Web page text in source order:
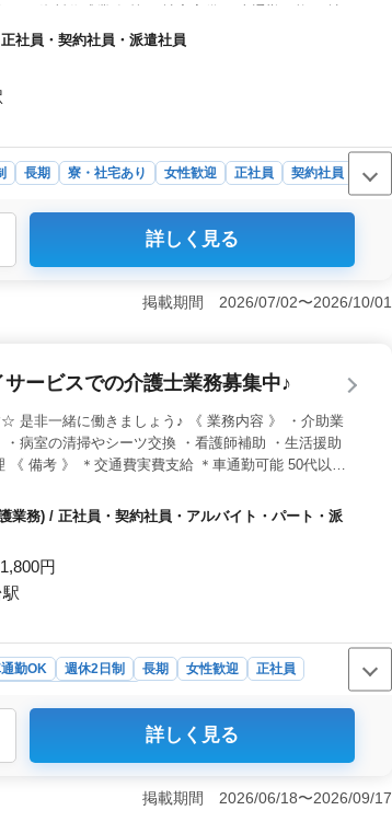
格をお持ちの方は条件面優遇致します！ 50代以上で
社員・契約社員・派遣社員
長期 寮・社宅あり 女性歓迎 正社員
契約社員
は、土木施工管理技士や技術士の資格を持ち、
発注者支援業務の経験がある方も歓迎されていま
方は条件面で優遇されます。また、CAD経験者
詳しく見る
掲載期間 2026/07/02〜2026/10/01
ービスでの介護士業務募集中♪
是非一緒に働きましょう♪ 《 業務内容 》 ・介助業
病室の清掃やシーツ交換 ・看護師補助 ・生活援助
《 備考 》 ＊交通費実費支給 ＊車通勤可能 50代以上
業務) / 正社員・契約社員・アルバイト・パート・派
円
勤OK 週休2日制 長期 女性歓迎
正社員
らの柔軟な働き方もOK、車通勤可でアクセス
取得支援があり、さらなるスキルアップや資格
詳しく見る
掲載期間 2026/06/18〜2026/09/17